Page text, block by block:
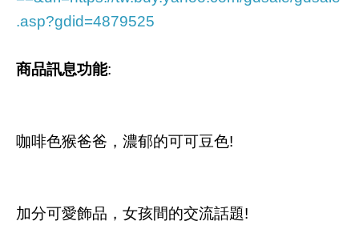
.asp?gdid=4879525
商品訊息功能:
咖啡色猴爸爸，濃郁的可可豆色!
加分可愛飾品，女孩間的交流話題!